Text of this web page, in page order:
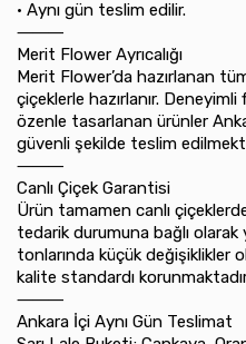
•⁠ ⁠Aynı gün teslim edilir.
⸻
Merit Flower Ayrıcalığı
Merit Flower’da hazırlanan
çiçeklerle hazırlanır.
özenle tasarlanan ürünler
güvenli şekilde teslim
⸻
Canlı Çiçek Garantisi
Ürün tamamen canlı
tedarik durumuna bağlı
tonlarında küçük değişiklikler
kalite standardı
⸻
Ankara İçi Aynı Gün Teslimat